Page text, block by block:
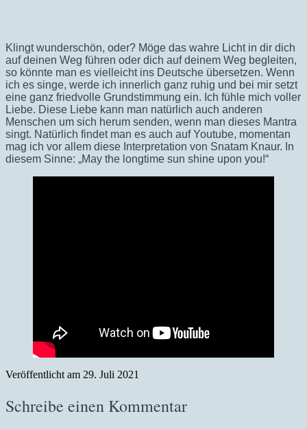
Klingt wunderschön, oder? Möge das wahre Licht in dir dich
auf deinen Weg führen oder dich auf deinem Weg begleiten,
so könnte man es vielleicht ins Deutsche übersetzen. Wenn
ich es singe, werde ich innerlich ganz ruhig und bei mir setzt
eine ganz friedvolle Grundstimmung ein. Ich fühle mich voller
Liebe. Diese Liebe kann man natürlich auch anderen
Menschen um sich herum senden, wenn man dieses Mantra
singt. Natürlich findet man es auch auf Youtube, momentan
mag ich vor allem diese Interpretation von Snatam Knaur. In
diesem Sinne: „May the longtime sun shine upon you!“
Veröffentlicht am 29. Juli 2021
Schreibe einen Kommentar